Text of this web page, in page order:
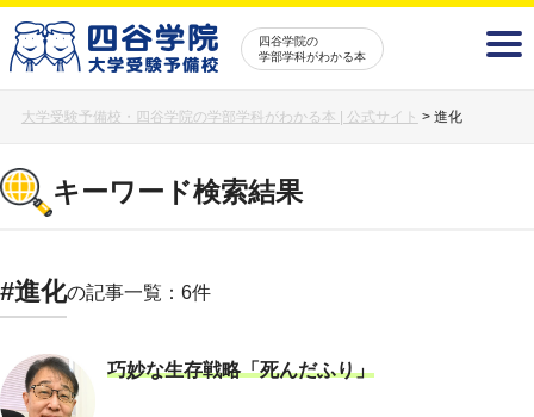
四谷学院の
学部学科がわかる本
大学受験予備校・四谷学院の学部学科がわかる本 | 公式サイト > 進化
キーワード検索結果
#進化の記事一覧：6件
巧妙な生存戦略「死んだふり」